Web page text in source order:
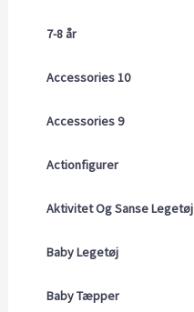
7-8 år
Accessories 10
Accessories 9
Actionfigurer
Aktivitet Og Sanse Legetøj
Baby Legetøj
Baby Tæpper